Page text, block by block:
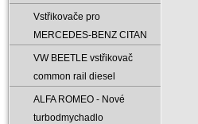
Vstřikovače pro
MERCEDES-BENZ CITAN
VW BEETLE vstřikovač
common rail diesel
ALFA ROMEO - Nové
turbodmychadlo